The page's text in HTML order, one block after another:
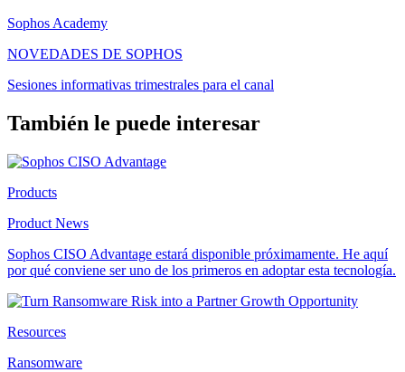
Sophos Academy
NOVEDADES DE SOPHOS
Sesiones informativas trimestrales para el canal
También le puede interesar
Products
Product News
Sophos CISO Advantage estará disponible próximamente. He aquí
por qué conviene ser uno de los primeros en adoptar esta tecnología.
Resources
Ransomware